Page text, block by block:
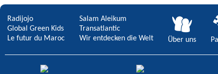
Radijojo
Global Green Kids
Le futur du Maroc
Salam Aleikum
Transatlantic
Wir entdecken die Welt
Über uns